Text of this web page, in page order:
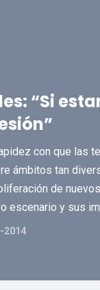
“Si
con que las
ámbitos tan
de
escenario y sus
2014